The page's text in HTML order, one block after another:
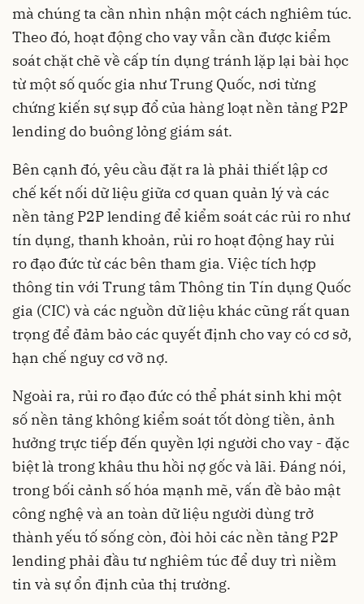
mà chúng ta cần nhìn nhận một cách nghiêm túc.
Theo đó, hoạt động cho vay vẫn cần được kiểm
soát chặt chẽ về cấp tín dụng tránh lặp lại bài học
từ một số quốc gia như Trung Quốc, nơi từng
chứng kiến sự sụp đổ của hàng loạt nền tảng P2P
lending do buông lỏng giám sát.
Bên cạnh đó, yêu cầu đặt ra là phải thiết lập cơ
chế kết nối dữ liệu giữa cơ quan quản lý và các
nền tảng P2P lending để kiểm soát các rủi ro như
tín dụng, thanh khoản, rủi ro hoạt động hay rủi
ro đạo đức từ các bên tham gia. Việc tích hợp
thông tin với Trung tâm Thông tin Tín dụng Quốc
gia (CIC) và các nguồn dữ liệu khác cũng rất quan
trọng để đảm bảo các quyết định cho vay có cơ sở,
hạn chế nguy cơ vỡ nợ.
Ngoài ra, rủi ro đạo đức có thể phát sinh khi một
số nền tảng không kiểm soát tốt dòng tiền, ảnh
hưởng trực tiếp đến quyền lợi người cho vay - đặc
biệt là trong khâu thu hồi nợ gốc và lãi. Đáng nói,
trong bối cảnh số hóa mạnh mẽ, vấn đề bảo mật
công nghệ và an toàn dữ liệu người dùng trở
thành yếu tố sống còn, đòi hỏi các nền tảng P2P
lending phải đầu tư nghiêm túc để duy trì niềm
tin và sự ổn định của thị trường.